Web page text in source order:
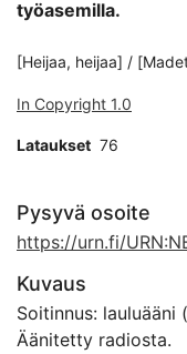
työasemilla.
[Heijaa, heijaa] /
In Copyright 1.0
Lataukset 76
Pysyvä osoite
https://urn.fi/
Kuvaus
Soitinnus: lauluääni
Äänitetty radiosta.